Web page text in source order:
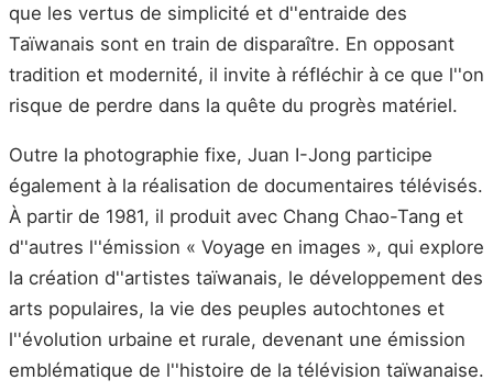
que les vertus de simplicité et d''entraide des
Taïwanais sont en train de disparaître. En opposant
tradition et modernité, il invite à réfléchir à ce que l''on
risque de perdre dans la quête du progrès matériel.
Outre la photographie fixe, Juan I-Jong participe
également à la réalisation de documentaires télévisés.
À partir de 1981, il produit avec Chang Chao-Tang et
d''autres l''émission « Voyage en images », qui explore
la création d''artistes taïwanais, le développement des
arts populaires, la vie des peuples autochtones et
l''évolution urbaine et rurale, devenant une émission
emblématique de l''histoire de la télévision taïwanaise.